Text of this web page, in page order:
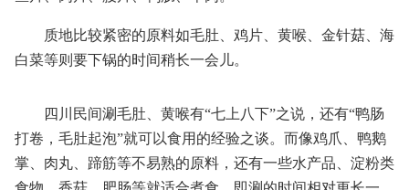
质地比较紧密的原料如毛肚、鸡片、黄喉、金针菇、海
白菜等则要下锅的时间稍长一会儿。
四川民间涮毛肚、黄喉有“七上八下”之说，还有“鸭肠
打卷，毛肚起泡”就可以食用的经验之谈。而像鸡爪、鸭鹅
掌、肉丸、蹄筋等不易熟的原料，还有一些水产品、淀粉类